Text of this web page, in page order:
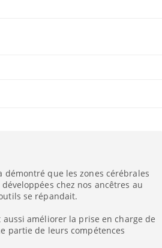
démontré que les zones cérébrales
chez nos ancêtres au
se répandait.
améliorer la prise en charge de
partie de leurs compétences
soleil, activités en plein air… Nos mains
sont ...